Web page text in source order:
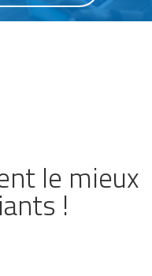
le mieux
!